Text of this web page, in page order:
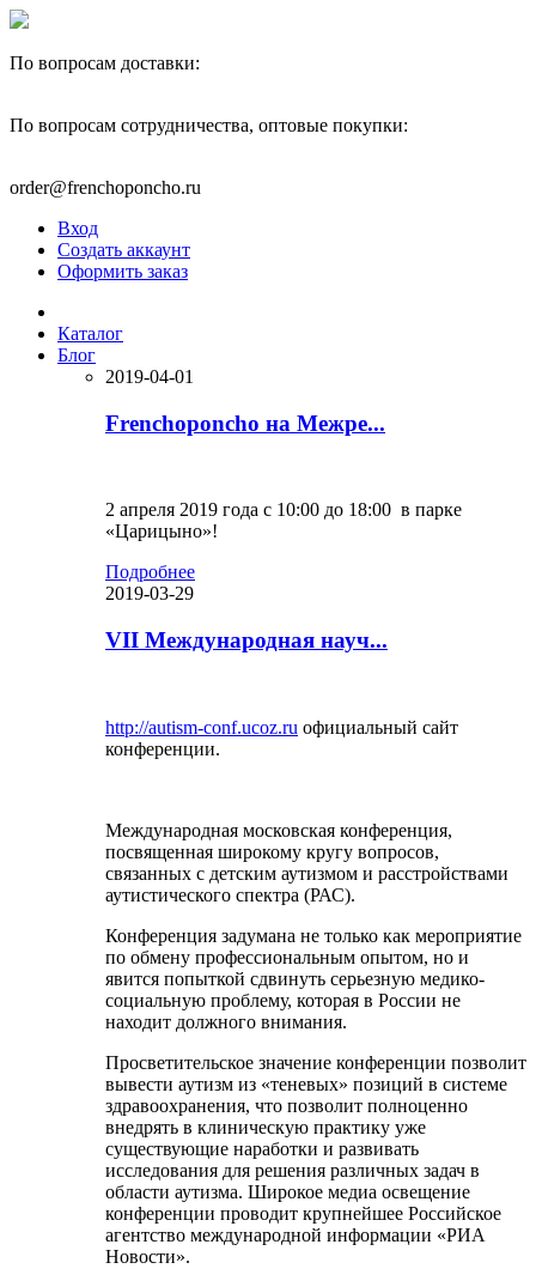
По вопросам доставки:
По вопросам сотрудничества, оптовые покупки:
order@frenchoponcho.ru
Вход
Создать аккаунт
Оформить заказ
Каталог
Блог
2019-04-01
Frenchoponcho на Межре...
2 апреля 2019 года с 10:00 до 18:00 в парке
«Царицыно»!
Подробнее
2019-03-29
VII Международная науч...
http://autism-conf.ucoz.ru официальный сайт
конференции.
Международная московская конференция,
посвященная широкому кругу вопросов,
связанных с детским аутизмом и расстройствами
аутистического спектра (РАС).
Конференция задумана не только как мероприятие
по обмену профессиональным опытом, но и
явится попыткой сдвинуть серьезную медико-
социальную проблему, которая в России не
находит должного внимания.
Просветительское значение конференции позволит
вывести аутизм из «теневых» позиций в системе
здравоохранения, что позволит полноценно
внедрять в клиническую практику уже
существующие наработки и развивать
исследования для решения различных задач в
области аутизма. Широкое медиа освещение
конференции проводит крупнейшее Российское
агентство международной информации «РИА
Новости».